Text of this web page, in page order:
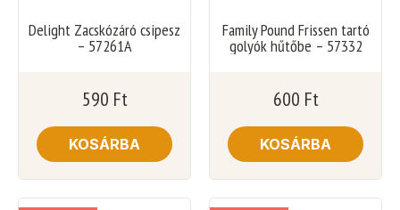
Delight Zacskózáró csipesz
– 57261A
590 Ft
KOSÁRBA
Family Pound Frissen tartó
golyók hűtőbe – 57332
600 Ft
KOSÁRBA